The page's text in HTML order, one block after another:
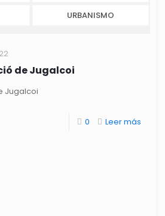
URBANISMO
de Jugalcoi
Jugalcoi
0 Leer más